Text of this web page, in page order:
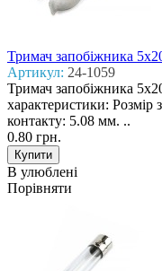
Тримач запобіжника
Артикул: 24-1059
Тримач запобіжника
характеристики:
контакту: 5.08 мм. ..
0.80 грн.
В улюблені
Порівняти